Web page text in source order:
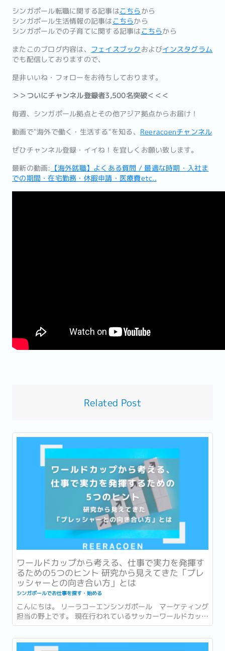
シンガポール転職に関する記事はこちら から
シンガポール生活情報の記事はこちらから
シンガポールでの子育てに関する記事はこちらから
またこのブログ内容は、 フェイスブック およびインスタグラム
でも配信しておりますので、
是非いいね・フォローをお待ちしております。
＞＞ついにチャンネル登録者3,500名突破＜＜＜
毎週、シンガポール拠点とその他アジア拠点からお届け！
動画で"海外で働く・生活する"を知る、 Reeracoenチャンネル
ぜひチャンネル登録・イイね！を宜しくお願い致します。
最新の動画: 【海外就職】よくある質問 / 最適な時期・入社ま
での期間・在宅勤務・休暇申請・医療費etc..
Related Post
ワールドカップから考える、仕事で実力を発揮す
るための5つのヒント 研究から見えてきた「プレ
ッシャーとの向き合い方」とは
シンガポールでお仕事を探す・始める
こんにちは。 リーラコーエンシンガポール マーケティング
担当の野上です。 現在行われているサッカーワールドカッ
プ、いよいよ残すところ数試合となりました！ 本記事がリリ
ースされる頃には準決勝の結果が出ている頃。...